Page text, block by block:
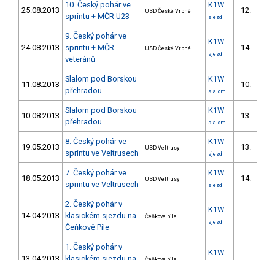
25.08.2013
10. Český pohár ve
sprintu + MČR U23
USD České Vrbné
K1W
sjezd
12.
24.08.2013
9. Český pohár ve
sprintu + MČR
veteránů
USD České Vrbné
K1W
sjezd
14.
11.08.2013
Slalom pod Borskou
přehradou
K1W
slalom
10.
10.08.2013
Slalom pod Borskou
přehradou
K1W
slalom
13.
19.05.2013
8. Český pohár ve
sprintu ve Veltrusech
USD Veltrusy
K1W
sjezd
13.
18.05.2013
7. Český pohár ve
sprintu ve Veltrusech
USD Veltrusy
K1W
sjezd
14.
14.04.2013
2. Český pohár v
klasickém sjezdu na
Čeňkově Pile
Čeňkova pila
K1W
sjezd
1. Český pohár v
K1W